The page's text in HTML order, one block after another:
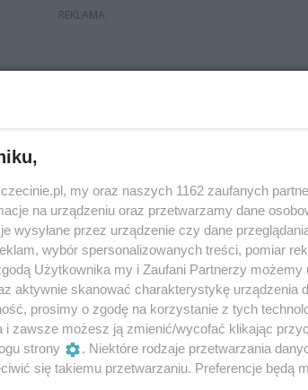
my oraz naszych 1162 zaufanych
na urządzeniu oraz przetwarzamy dane
wysyłane przez urządzenie czy dane
wybór spersonalizowanych treści, pomiar
Użytkownika my i Zaufani Partnerzy
aktywnie skanować charakterystykę urządzenia
prosimy o zgodę na korzystanie z tych
i zawsze możesz ją zmienić/wycofać klikając
strony
. Niektóre rodzaje przetwarzania
się takiemu przetwarzaniu. Preferencje będą